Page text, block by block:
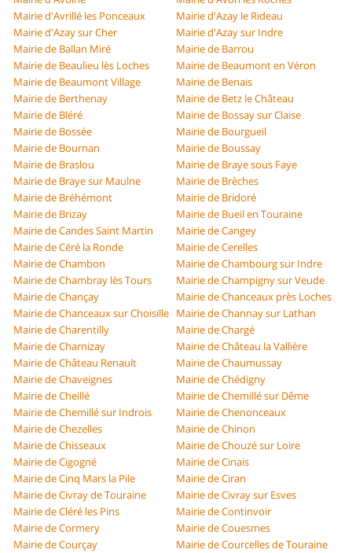
Mairie d'Avrillé les Ponceaux
Mairie d'Azay le Rideau
Mairie d'Azay sur Cher
Mairie d'Azay sur Indre
Mairie de Ballan Miré
Mairie de Barrou
Mairie de Beaulieu lès Loches
Mairie de Beaumont en Véron
Mairie de Beaumont Village
Mairie de Benais
Mairie de Berthenay
Mairie de Betz le Château
Mairie de Bléré
Mairie de Bossay sur Claise
Mairie de Bossée
Mairie de Bourgueil
Mairie de Bournan
Mairie de Boussay
Mairie de Braslou
Mairie de Braye sous Faye
Mairie de Braye sur Maulne
Mairie de Brèches
Mairie de Bréhémont
Mairie de Bridoré
Mairie de Brizay
Mairie de Bueil en Touraine
Mairie de Candes Saint Martin
Mairie de Cangey
Mairie de Céré la Ronde
Mairie de Cerelles
Mairie de Chambon
Mairie de Chambourg sur Indre
Mairie de Chambray lès Tours
Mairie de Champigny sur Veude
Mairie de Chançay
Mairie de Chanceaux près Loches
Mairie de Chanceaux sur Choisille Mairie de Channay sur Lathan
Mairie de Charentilly
Mairie de Chargé
Mairie de Charnizay
Mairie de Château la Vallière
Mairie de Château Renault
Mairie de Chaumussay
Mairie de Chaveignes
Mairie de Chédigny
Mairie de Cheillé
Mairie de Chemillé sur Dême
Mairie de Chemillé sur Indrois
Mairie de Chenonceaux
Mairie de Chezelles
Mairie de Chinon
Mairie de Chisseaux
Mairie de Chouzé sur Loire
Mairie de Cigogné
Mairie de Cinais
Mairie de Cinq Mars la Pile
Mairie de Ciran
Mairie de Civray de Touraine
Mairie de Civray sur Esves
Mairie de Cléré les Pins
Mairie de Continvoir
Mairie de Cormery
Mairie de Couesmes
Mairie de Courçay
Mairie de Courcelles de Touraine